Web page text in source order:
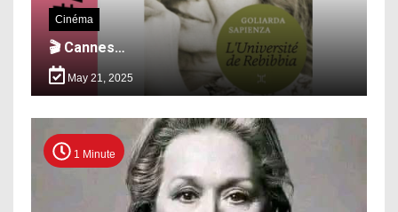
Cinéma
🎬 Cannes…
May 21, 2025
1 Minute